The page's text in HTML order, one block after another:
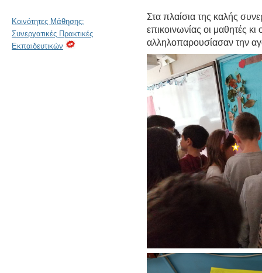
Κοινότητες Μάθησης:
Συνεργατικές Πρακτικές
Εκπαιδευτικών
Στα πλαίσια της καλής
επικοινωνίας οι μαθητές κι
αλληλοπαρουσίασαν την